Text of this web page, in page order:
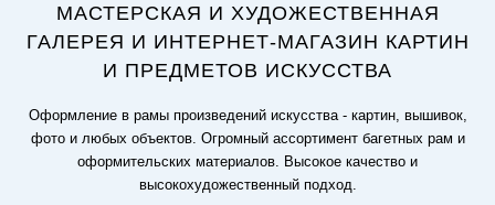
МАСТЕРСКАЯ И ХУДОЖЕСТВЕННАЯ
ГАЛЕРЕЯ И ИНТЕРНЕТ-МАГАЗИН КАРТИН
И ПРЕДМЕТОВ ИСКУССТВА
Оформление в рамы произведений искусства - картин, вышивок,
фото и любых объектов. Огромный ассортимент багетных рам и
оформительских материалов. Высокое качество и
высокохудожественный подход.